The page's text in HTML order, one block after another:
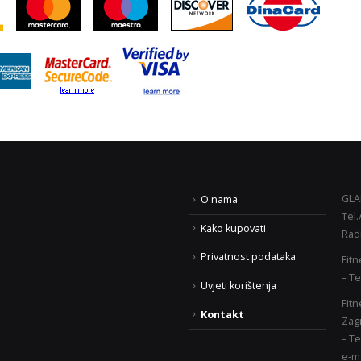
Body building i fitness
“prof Siser” – prijave
Slavonski Brod
5. veljače 2018.
Fitness centar Sporting
30. prosinca 2017.
O nama
Kako kupovati
Privatnost podataka
Uvjeti korištenja
Kontakt
–
–
e-